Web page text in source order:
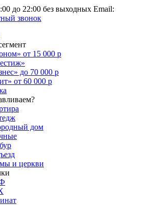
до 22:00 без выходных Email:
звонок
от 15 000 р
до 70 000 р
от 60 000 р
дом
и церкви